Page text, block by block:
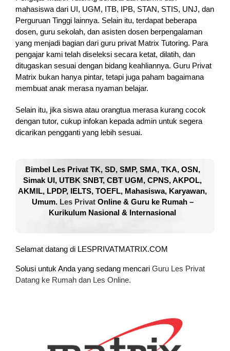
mahasiswa dari UI, UGM, ITB, IPB, STAN, STIS, UNJ, dan
Perguruan Tinggi lainnya. Selain itu, terdapat beberapa
dosen, guru sekolah, dan asisten dosen berpengalaman
yang menjadi bagian dari guru privat Matrix Tutoring. Para
pengajar kami telah diseleksi secara ketat, dilatih, dan
ditugaskan sesuai dengan bidang keahliannya. Guru Privat
Matrix bukan hanya pintar, tetapi juga paham bagaimana
membuat anak merasa nyaman belajar.
Selain itu, jika siswa atau orangtua merasa kurang cocok
dengan tutor, cukup infokan kepada admin untuk segera
dicarikan pengganti yang lebih sesuai.
Bimbel Les Privat TK, SD, SMP, SMA, TKA, OSN,
Simak UI, UTBK SNBT, CBT UGM, CPNS, AKPOL,
AKMIL, LPDP, IELTS, TOEFL, Mahasiswa, Karyawan,
Umum. Les PrivatOnline & Guru ke Rumah –
Kurikulum Nasional & Internasional
Selamat datang di LESPRIVATMATRIX.COM
Solusi untuk Anda yang sedang mencari Guru Les Privat
Datang ke Rumah dan Les Online.